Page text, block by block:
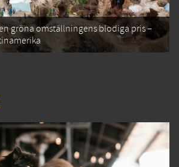
gröna omställningens blodiga pris –